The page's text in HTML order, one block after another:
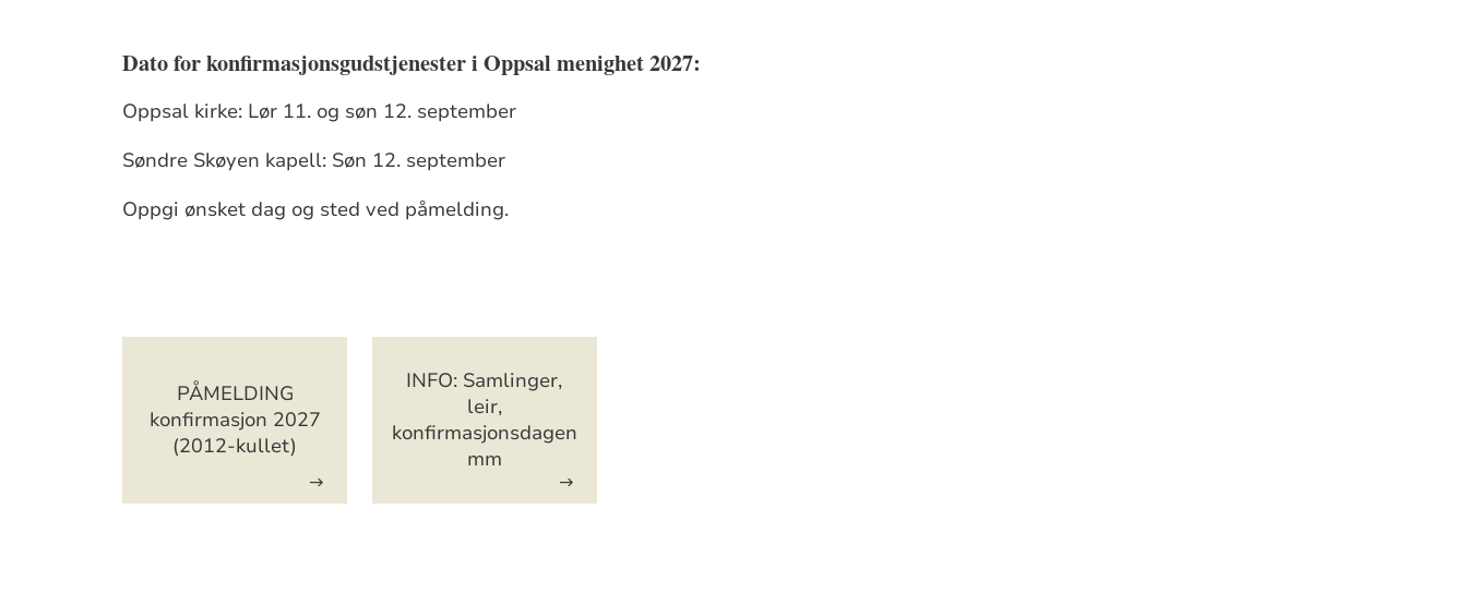
Dato for konfirmasjonsgudstjenester i Oppsal menighet 2027:
Oppsal kirke: Lør 11. og søn 12. september
Søndre Skøyen kapell: Søn 12. september
Oppgi ønsket dag og sted ved påmelding.
Artikkelsnarveger
PÅMELDING
konfirmasjon 2027
(2012-kullet)
INFO: Samlinger,
leir,
konfirmasjonsdagen
mm